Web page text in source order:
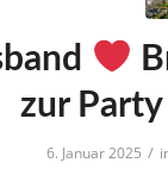
zur
6. Januar 2025 /